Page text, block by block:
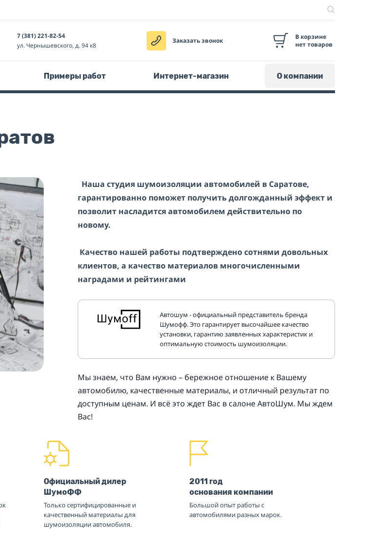
7 (381) 221-82-54
ул. Чернышевского, д. 94 к8
Заказать звонок
В корзине
нет товаров
Примеры работ Интернет-магазин О компании
Наша студия шумоизоляции автомобилей в Саратове,
гарантированно поможет получить долгожданный эффект и
позволит насладится автомобилем действительно по
новому.
Качество нашей работы подтверждено сотнями довольных
клиентов, а качество материалов многочисленными
наградами и рейтингами
Автошум - официальный представитель бренда
Шумофф. Это гарантирует высочайшее качество
установки, гарантию заявленных характеристик и
оптимальную стоимость шумоизоляции.
Мы знаем, что Вам нужно – бережное отношение к Вашему
автомобилю, качественные материалы, и отличный результат по
доступным ценам. И всё это ждет Вас в салоне АвтоШум. Мы ждем
Вас!
Официальный дилер
ШумоФФ
Только сертифицированные и
качественный материалы для
шумоизоляции автомобиля.
2011 год
основания компании
Большой опыт работы с
автомобилями разных марок.